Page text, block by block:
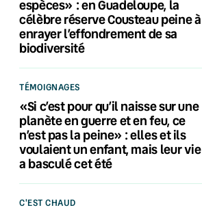
espèces» : en Guadeloupe, la
célèbre réserve Cousteau peine à
enrayer l’effondrement de sa
biodiversité
TÉMOIGNAGES
«Si c’est pour qu’il naisse sur une
planète en guerre et en feu, ce
n’est pas la peine» : elles et ils
voulaient un enfant, mais leur vie
a basculé cet été
C'EST CHAUD